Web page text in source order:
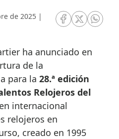
de 2025 |
RRSS Facebook
RRSSRRSS
de la
para la 28.ª edición
Relojeros del
internacional
relojeros en
creado en 1995